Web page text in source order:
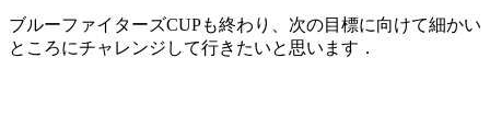
ブルーファイターズCUPも終わり、次の目標に向けて細かい
ところにチャレンジして行きたいと思います．